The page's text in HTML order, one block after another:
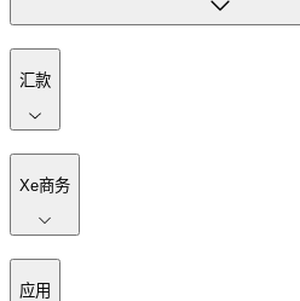
汇款
Xe商务
应用